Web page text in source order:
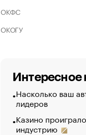
ОКФС
ОКОГУ
Интересное
Насколько ваш
лидеров
Казино
индустрию